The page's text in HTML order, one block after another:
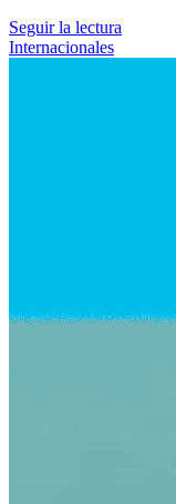
Seguir la lectura
Internacionales